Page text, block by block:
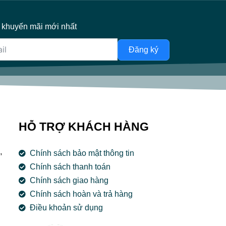
mãi mới nhất
Đăng ký
HỖ TRỢ KHÁCH HÀNG
Chính sách bảo mật thông tin
Chính sách thanh toán
Chính sách giao hàng
Chính sách hoàn và trả hàng
Điều khoản sử dụng